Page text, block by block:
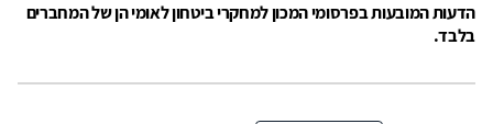
הדעות המובעות בפרסומי המכון למחקרי ביטחון לאומי הן של המחברים
בלבד.